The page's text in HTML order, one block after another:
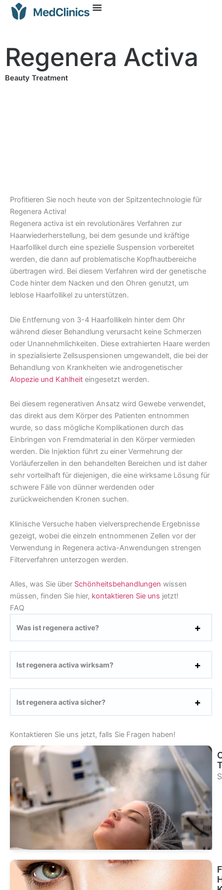
Regenera Activa
Beauty Treatment
Profitieren Sie noch heute von der Spitzentechnologie für
Regenera Activa!
Regenera activa ist ein revolutionäres Verfahren zur
Haarwiederherstellung, bei dem gesunde und kräftige
Haarfollikel durch eine spezielle Suspension vorbereitet
werden, die dann auf problematische Kopfhautbereiche
übertragen wird. Bei diesem Verfahren wird der genetische
Code hinter dem Nacken und den Ohren genutzt, um
leblose Haarfollikel zu unterstützen.
Die Entfernung von 3-4 Haarfollikeln hinter dem Ohr
während dieser Behandlung verursacht keine Schmerzen
oder Unannehmlichkeiten. Diese extrahierten Haare werden
in spezialisierte Zellsuspensionen umgewandelt, die bei der
Behandlung von Krankheiten wie androgenetischer
Alopezie und Kahlheit eingesetzt werden.
Bei diesem regenerativen Ansatz wird Gewebe verwendet,
das direkt aus dem Körper des Patienten entnommen
wurde, so dass mögliche Komplikationen durch das
Einbringen von Fremdmaterial in den Körper vermieden
werden. Die Injektion führt zu einer Vermehrung der
Vorläuferzellen in den behandelten Bereichen und ist daher
sehr vorteilhaft für diejenigen, die eine wirksame Lösung für
schwere Fälle von dünner werdenden oder
zurückweichenden Kronen suchen.
Klinische Versuche haben vielversprechende Ergebnisse
gezeigt, wobei die einzeln entnommenen Zellen vor der
Verwendung in Regenera activa-Anwendungen strengen
Filterverfahren unterzogen werden.
Alles, was Sie über Schönheitsbehandlungen wissen
müssen, finden Sie hier, kontaktieren Sie uns jetzt!
FAQ
Was ist regenera active?
Ist regenera activa wirksam?
Ist regenera activa sicher?
Kontaktieren Sie uns jetzt, falls Sie Fragen haben!